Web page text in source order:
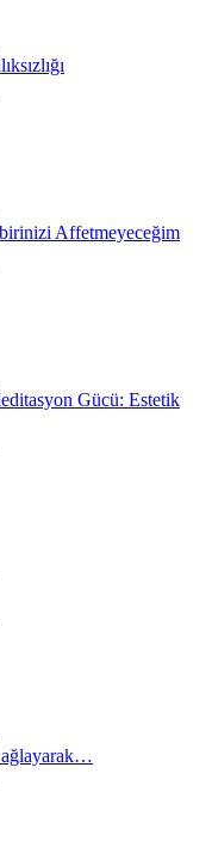
Affetmeyeceğim
Gücü: Estetik
ağlayarak…